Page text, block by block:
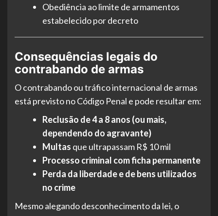
Obediência ao limite de armamentos
estabelecido por decreto
Consequências legais do
contrabando de armas
O contrabando ou tráfico internacional de armas
está previsto no Código Penal e pode resultar em:
Reclusão de 4 a 8 anos (ou mais,
dependendo do agravante)
Multas que ultrapassam R$ 10 mil
Processo criminal com ficha permanente
Perda da liberdade e de bens utilizados
no crime
Mesmo alegando desconhecimento da lei, o